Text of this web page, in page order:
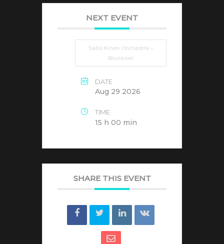
NEXT EVENT
Saito Kinen Orchestra –
Bruckner
DATE
Aug 29 2026
TIME
15 h 00 min
SHARE THIS EVENT